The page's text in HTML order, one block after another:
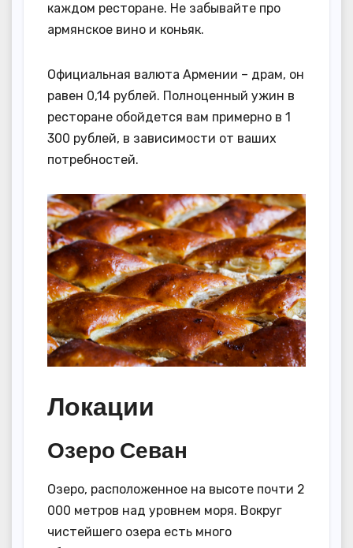
каждом ресторане. Не забывайте про
армянское вино и коньяк.
Официальная валюта Армении – драм, он
равен 0,14 рублей. Полноценный ужин в
ресторане обойдется вам примерно в 1
300 рублей, в зависимости от ваших
потребностей.
Локации
Озеро Севан
Озеро, расположенное на высоте почти 2
000 метров над уровнем моря. Вокруг
чистейшего озера есть много